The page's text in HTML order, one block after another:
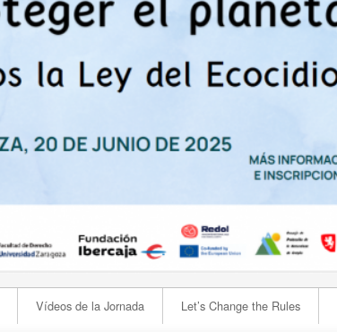
Vídeos de la Jornada Let’s Change the Rules